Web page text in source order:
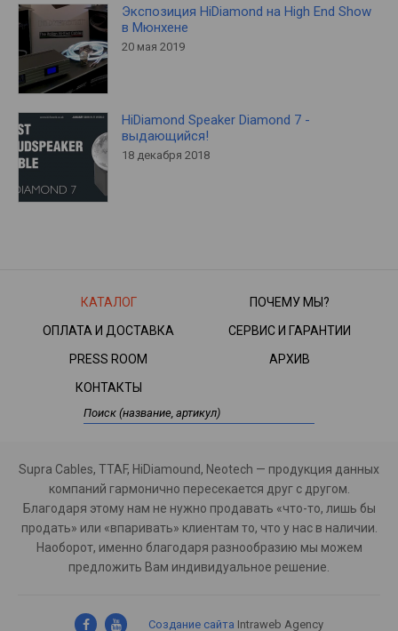
Экспозиция HiDiamond на High End Show
в Мюнхене
20 мая 2019
HiDiamond Speaker Diamond 7 -
выдающийся!
18 декабря 2018
КАТАЛОГ
ПОЧЕМУ МЫ?
ОПЛАТА И ДОСТАВКА
СЕРВИС И ГАРАНТИИ
PRESS ROOM
АРХИВ
КОНТАКТЫ
Supra Cables, TTAF, HiDiamound, Neotech — продукция данных
компаний гармонично пересекается друг с другом.
Благодаря этому нам не нужно продавать «что-то, лишь бы
продать» или «впаривать» клиентам то, что у нас в наличии.
Наоборот, именно благодаря разнообразию мы можем
предложить Вам индивидуальное решение.
Создание сайта Intraweb Agency